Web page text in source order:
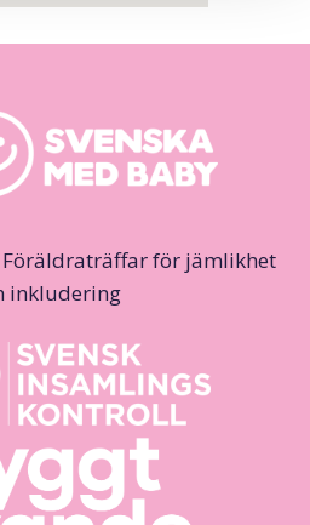
Föräldraträffar för jämlikhet
inkludering.